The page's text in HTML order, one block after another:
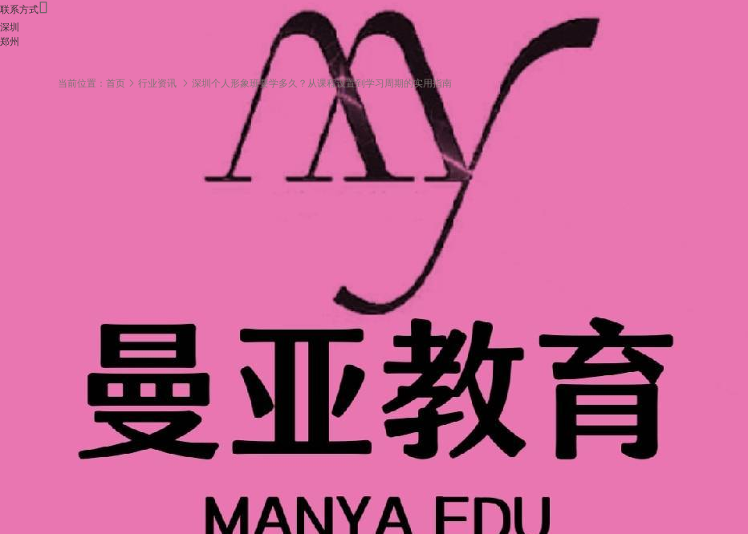
联系方式
深圳
郑州
当前位置： 首页 行业资讯 深圳个人形象班要学多久？从课程设置到学习周期的实用指南
深圳个人形象班要学多久？从课程设置到学习周期的
实用指南
想提升个人形象的深圳小伙伴，肯定都有过这样的疑问：“报个个人形象班，到底要学多久才能见效？”其实
答案藏在课程内容和学习方式里，不同机构的安排各有侧重，但核心都是“实用”和“灵活”。
比如深圳某美妆学院的个人形象设计提升班，就给出了明确的时间框架：上课课时30课时，全天学习20-30
天，也可半工半读，依个人情况而定，学会为止。这种“弹性学制”刚好适合想兼顾工作和学习的职场人——
既能集中时间快速掌握技巧，也能利用空闲慢慢琢磨，直到完全学会。
那具体学什么呢？深圳曼亚美业教育的个人形象班给出了清晰的脉络：个人形象管理课程培训着重培养学员
对个人形象的认识和提升，从多个方面帮助学员打造更好的自己。以下是个人形象管理课程培训包括的内
容：形象塑造与修饰技巧：课程将教授如何通过服装、发型、妆容等外在形象塑造与修饰技巧，来展示个人